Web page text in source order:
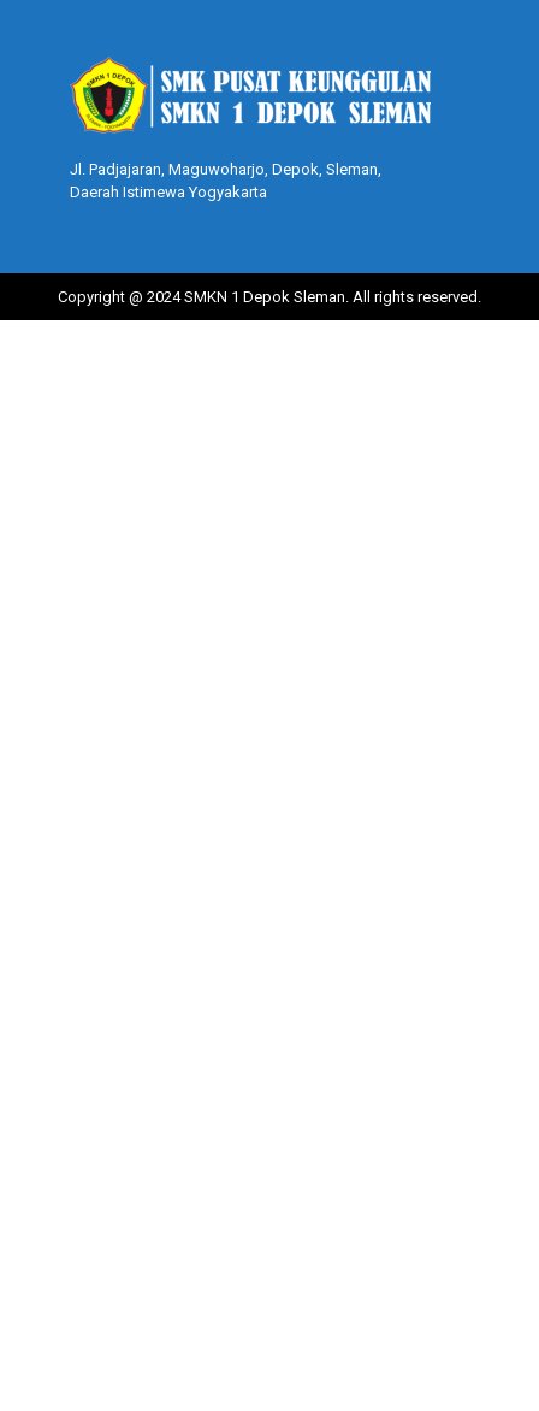
Jl. Padjajaran, Maguwoharjo, Depok, Sleman,
Daerah Istimewa Yogyakarta
Copyright @ 2024 SMKN 1 Depok Sleman. All rights reserved.